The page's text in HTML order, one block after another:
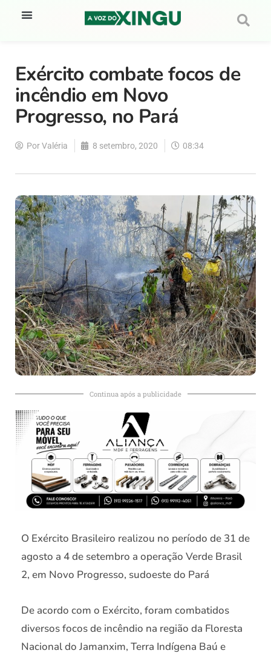
Exército combate focos de
incêndio em Novo
Progresso, no Pará
PorValéria 8 setembro, 2020 08:34
Continua após a publicidade
O Exército Brasileiro realizou no período de 31 de
agosto a 4 de setembro a operação Verde Brasil
2, em Novo Progresso, sudoeste do Pará
De acordo com o Exército, foram combatidos
diversos focos de incêndio na região da Floresta
Nacional do Jamanxim, Terra Indígena Baú e